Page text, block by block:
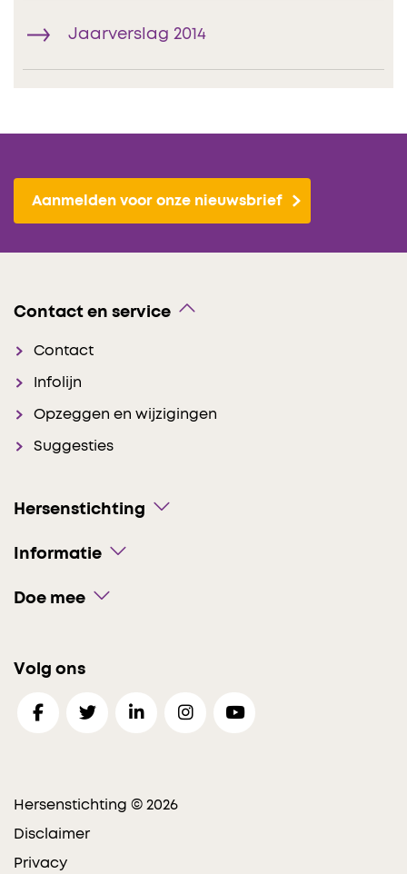
Jaarverslag 2014
Aanmelden voor onze nieuwsbrief
Contact en service
Contact
Infolijn
Opzeggen en wijzigingen
Suggesties
Hersenstichting
Informatie
Doe mee
Volg ons
Hersenstichting © 2026
Disclaimer
Privacy